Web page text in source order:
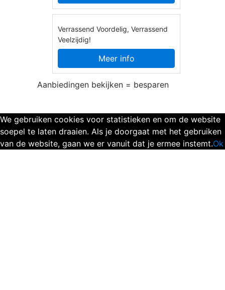
Verrassend Voordelig, Verrassend
Veelzijdig!
Meer info
Aanbiedingen bekijken = besparen
We gebruiken cookies voor statistieken en om de website
soepel te laten draaien. Als je doorgaat met het gebruiken
van de website, gaan we er vanuit dat je ermee instemt.Ok